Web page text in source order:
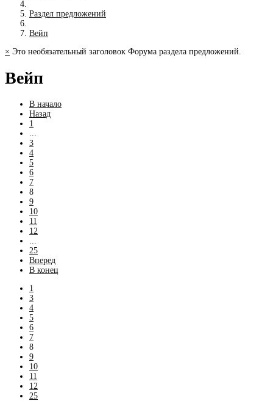
Раздел предложений
Вейп
× Это необязательный заголовок Форума раздела предложений.
Вейп
В начало
Назад
1
3
4
5
6
7
8
9
10
11
12
25
Вперед
В конец
1
3
4
5
6
7
8
9
10
11
12
25